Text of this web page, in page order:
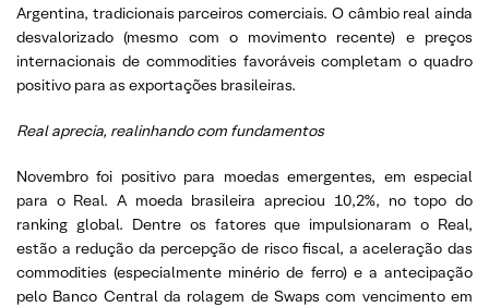
Argentina, tradicionais parceiros comerciais. O câmbio real ainda
desvalorizado (mesmo com o movimento recente) e preços
internacionais de commodities favoráveis completam o quadro
positivo para as exportações brasileiras.
Real aprecia, realinhando com fundamentos
Novembro foi positivo para moedas emergentes, em especial
para o Real. A moeda brasileira apreciou 10,2%, no topo do
ranking global. Dentre os fatores que impulsionaram o Real,
estão a redução da percepção de risco fiscal, a aceleração das
commodities (especialmente minério de ferro) e a antecipação
pelo Banco Central da rolagem de Swaps com vencimento em